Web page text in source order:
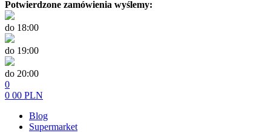
Potwierdzone zamówienia wyślemy:
do 18:00
do 19:00
do 20:00
0
0 00 PLN
Blog
Supermarket